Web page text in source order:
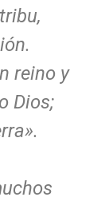
y
Dios;